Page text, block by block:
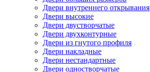
Двери внутреннего открывания
Двери высокие
Двери двустворчатые
Двери двухконтурные
Двери из гнутого профиля
Двери накладные
Двери нестандартные
Двери одностворчатые